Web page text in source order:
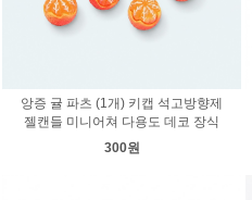
앙증 귤 파츠 (1개) 키캡 석고방향제
젤캔들 미니어쳐 다용도 데코 장식
300원